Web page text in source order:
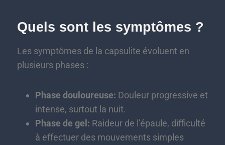
Quels sont les symptômes ?
Les symptômes de la capsulite évoluent en
plusieurs phases :
Phase douloureuse: Douleur progressive et
intense, surtout la nuit.
Phase de gel: Raideur de l’épaule, difficulté
à effectuer des mouvements simples